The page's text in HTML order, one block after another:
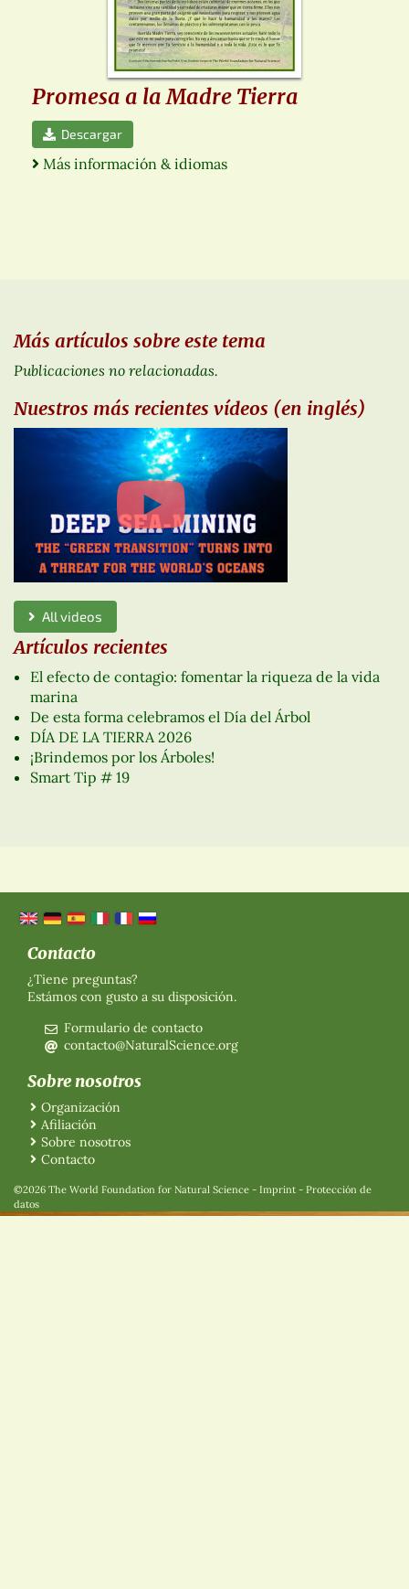
Promesa a la Madre Tierra
Descargar
Más información & idiomas
Más artículos sobre este tema
Publicaciones no relacionadas.
Nuestros más recientes vídeos (en inglés)
All videos
Artículos recientes
El efecto de contagio: fomentar la riqueza de la vida
marina
De esta forma celebramos el Día del Árbol
DÍA DE LA TIERRA 2026
¡Brindemos por los Árboles!
Smart Tip # 19
Contacto
¿Tiene preguntas?
Estámos con gusto a su disposición.
Formulario de contacto
contacto@NaturalScience.org
Sobre nosotros
Organización
Afiliación
Sobre nosotros
Contacto
©2026 The World Foundation for Natural Science - Imprint - Protección de
datos